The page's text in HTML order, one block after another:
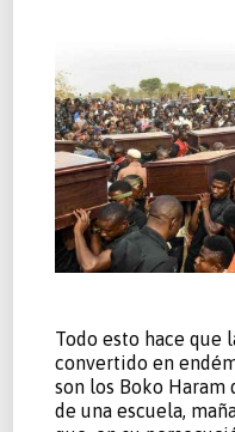
Todo esto hace que
convertido en
son los Boko Haram
de una escuela,